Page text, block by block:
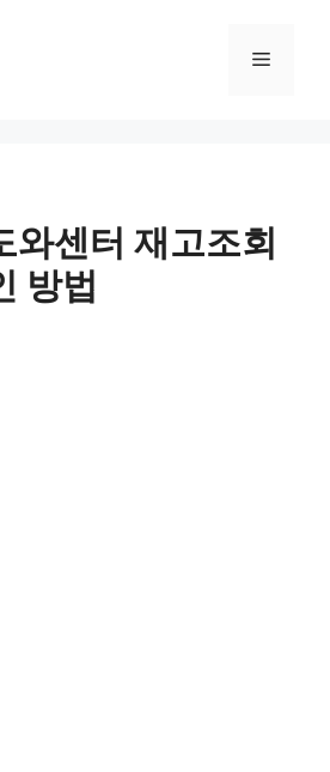
메
와센터 재고조회
방법